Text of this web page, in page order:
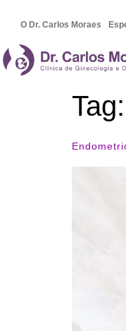
O Dr. Carlos Moraes
Tag: